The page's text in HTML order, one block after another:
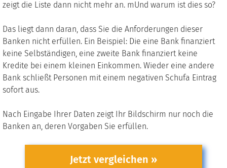
zeigt die Liste dann nicht mehr an. mUnd warum ist dies so?
Das liegt dann daran, dass Sie die Anforderungen dieser
Banken nicht erfüllen. Ein Beispiel: Die eine Bank finanziert
keine Selbständigen, eine zweite Bank finanziert keine
Kredite bei einem kleinen Einkommen. Wieder eine andere
Bank schließt Personen mit einem negativen Schufa Eintrag
sofort aus.
Nach Eingabe Ihrer Daten zeigt Ihr Bildschirm nur noch die
Banken an, deren Vorgaben Sie erfüllen.
Jetzt vergleichen »